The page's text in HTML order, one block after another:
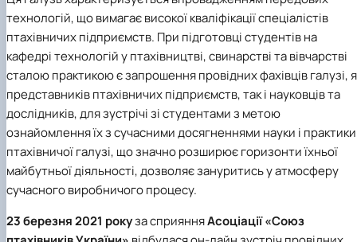
технологій, що вимагає високої кваліфікації спеціалістів
птахівничих підприємств. При підготовці студентів на
кафедрі технологій у птахівництві, свинарстві та вівчарстві
сталою практикою є запрошення провідних фахівців галузі,
представників птахівничих підприємств, так і науковців та
дослідників, для зустрічі зі студентами з метою
ознайомлення їх з сучасними досягненнями науки і практики
птахівничої галузі, що значно розширює горизонти їхньої
майбутньої діяльності, дозволяє зануритись у атмосферу
сучасного виробничого процесу.
23 березня 2021 рокуза сприянняАсоціації «Союз